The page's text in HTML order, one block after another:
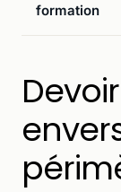
formation